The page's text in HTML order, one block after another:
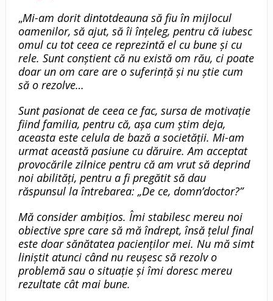
„Mi-am dorit dintotdeauna să fiu în mijlocul
oamenilor, să ajut, să îi înțeleg, pentru că iubesc
omul cu tot ceea ce reprezintă el cu bune și cu
rele. Sunt conștient că nu există om rău, ci poate
doar un om care are o suferință și nu știe cum
să o rezolve…
Sunt pasionat de ceea ce fac, sursa de motivație
fiind familia, pentru că, așa cum știm deja,
aceasta este celula de bază a societății. Mi-am
urmat această pasiune cu dăruire. Am acceptat
provocările zilnice pentru că am vrut să deprind
noi abilități, pentru a fi pregătit să dau
răspunsul la întrebarea: „De ce, domn’doctor?”
Mă consider ambițios. Îmi stabilesc mereu noi
obiective spre care să mă îndrept, însă țelul final
este doar sănătatea pacienților mei. Nu mă simt
liniștit atunci când nu reușesc să rezolv o
problemă sau o situație și îmi doresc mereu
rezultate cât mai bune.